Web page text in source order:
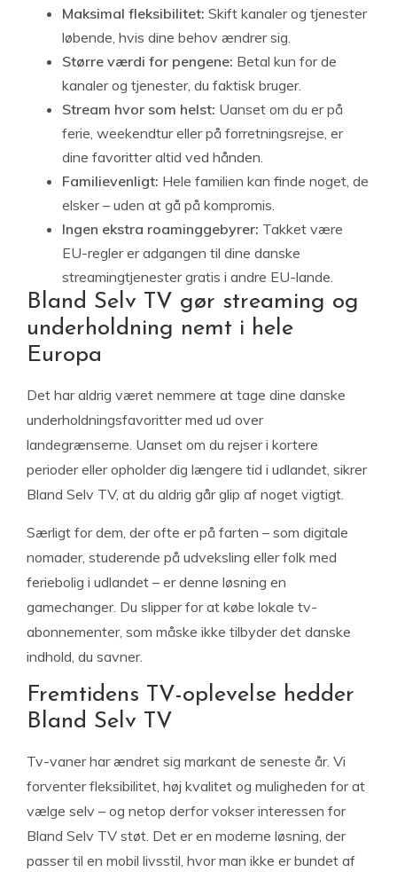
Maksimal fleksibilitet: Skift kanaler og tjenester
løbende, hvis dine behov ændrer sig.
Større værdi for pengene: Betal kun for de
kanaler og tjenester, du faktisk bruger.
Stream hvor som helst: Uanset om du er på
ferie, weekendtur eller på forretningsrejse, er
dine favoritter altid ved hånden.
Familievenligt: Hele familien kan finde noget, de
elsker – uden at gå på kompromis.
Ingen ekstra roaminggebyrer: Takket være
EU-regler er adgangen til dine danske
streamingtjenester gratis i andre EU-lande.
Bland Selv TV gør streaming og
underholdning nemt i hele
Europa
Det har aldrig været nemmere at tage dine danske
underholdningsfavoritter med ud over
landegrænserne. Uanset om du rejser i kortere
perioder eller opholder dig længere tid i udlandet, sikrer
Bland Selv TV, at du aldrig går glip af noget vigtigt.
Særligt for dem, der ofte er på farten – som digitale
nomader, studerende på udveksling eller folk med
feriebolig i udlandet – er denne løsning en
gamechanger. Du slipper for at købe lokale tv-
abonnementer, som måske ikke tilbyder det danske
indhold, du savner.
Fremtidens TV-oplevelse hedder
Bland Selv TV
Tv-vaner har ændret sig markant de seneste år. Vi
forventer fleksibilitet, høj kvalitet og muligheden for at
vælge selv – og netop derfor vokser interessen for
Bland Selv TV støt. Det er en moderne løsning, der
passer til en mobil livsstil, hvor man ikke er bundet af